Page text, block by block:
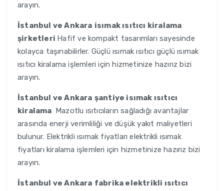
arayın.
İstanbul ve Ankara isımak ısıtıcı kiralama
şirketleri Hafif ve kompakt tasarımları sayesinde
kolayca taşınabilirler. Güçlü ısımak ısıtıcı güçlü ısımak
ısıtıcı kiralama işlemleri için hizmetinize hazırız bizi
arayın.
İstanbul ve Ankara şantiye isımak ısıtıcı
kiralama Mazotlu ısıtıcıların sağladığı avantajlar
arasında enerji verimliliği ve düşük yakıt maliyetleri
bulunur. Elektrikli ısımak fiyatları elektrikli ısımak
fiyatları kiralama işlemleri için hizmetinize hazırız bizi
arayın.
İstanbul ve Ankara fabrika elektrikli ısıtıcı